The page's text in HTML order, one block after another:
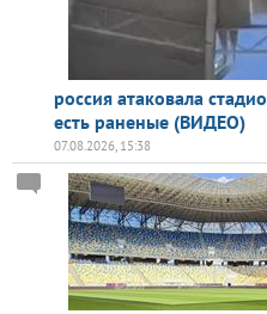
россия атаковала
есть раненые (ВИДЕО)
07.08.2026, 15:38